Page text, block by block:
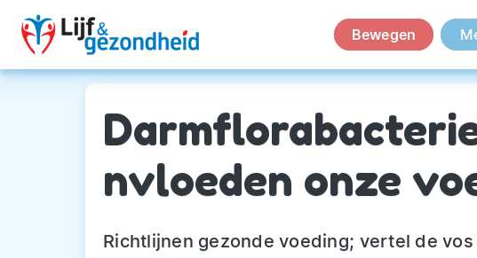
Bewegen
nvloeden onze
Richtlijnen gezonde voeding; vertel de